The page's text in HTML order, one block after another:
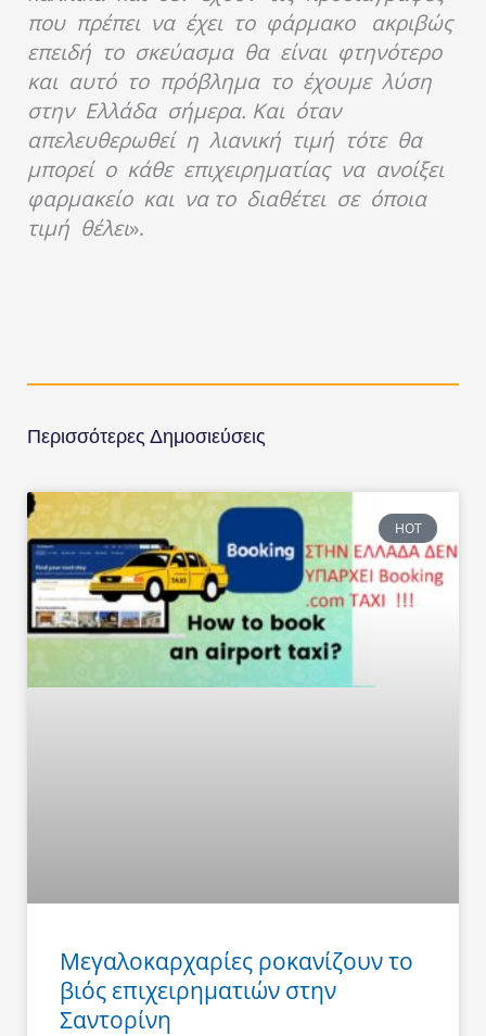
που πρέπει να έχει το φάρμακο ακριβώς
επειδή το σκεύασμα θα είναι φτηνότερο
και αυτό το πρόβλημα το έχουμε λύση
στην Ελλάδα σήμερα. Και όταν
απελευθερωθεί η λιανική τιμή τότε θα
μπορεί ο κάθε επιχειρηματίας να ανοίξει
φαρμακείο και να το διαθέτει σε όποια
τιμή θέλει».
Περισσότερες Δημοσιεύσεις
HOT
Μεγαλοκαρχαρίες ροκανίζουν το
βιός επιχειρηματιών στην
Σαντορίνη